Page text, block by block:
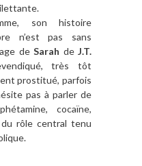
son histoire
n’est pas sans
deSarah deJ.T.
très tôt
prostitué, parfois
pas à parler de
cocaïne,
rôle central tenu